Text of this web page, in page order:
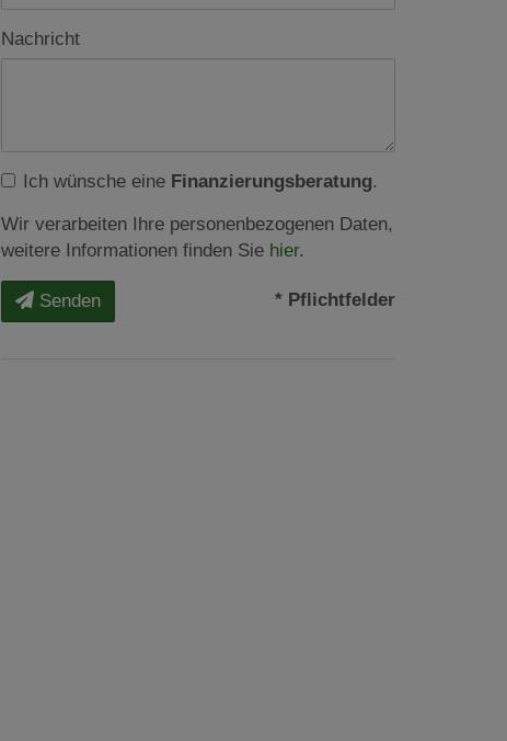
Nachricht
Ich wünsche eine Finanzierungsberatung.
Wir verarbeiten Ihre personenbezogenen Daten,
weitere Informationen finden Sie hier.
Senden * Pflichtfelder